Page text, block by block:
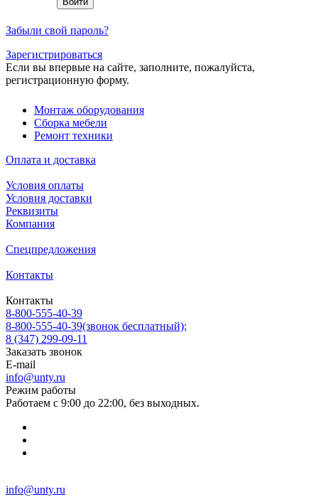
Забыли свой пароль?
Зарегистрироваться
Если вы впервые на сайте, заполните, пожалуйста,
регистрационную форму.
Монтаж оборудования
Сборка мебели
Ремонт техники
Оплата и доставка
Условия оплаты
Условия доставки
Реквизиты
Компания
Спецпредложения
Контакты
Контакты
8-800-555-40-39
8-800-555-40-39(звонок бесплатный);
8 (347) 299-09-11
Заказать звонок
E-mail
info@unty.ru
Режим работы
Работаем с 9:00 до 22:00, без выходных.
info@unty.ru